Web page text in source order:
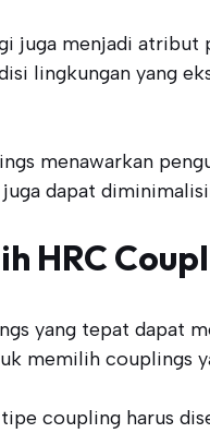
juga menjadi
lingkungan yang
menawarkan
dapat
HRC
yang tepat dapat
memilih couplings
coupling harus